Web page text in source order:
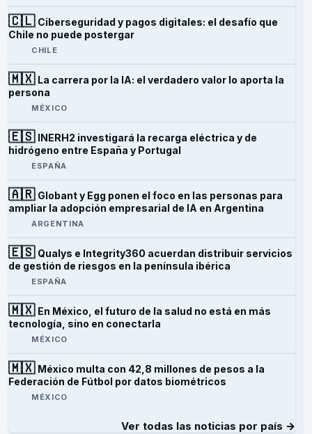
🇨🇱 Ciberseguridad y pagos digitales: el desafío que
Chile no puede postergar
CHILE
🇲🇽 La carrera por la IA: el verdadero valor lo aporta la
persona
MÉXICO
🇪🇸 INERH2 investigará la recarga eléctrica y de
hidrógeno entre España y Portugal
ESPAÑA
🇦🇷 Globant y Egg ponen el foco en las personas para
ampliar la adopción empresarial de IA en Argentina
ARGENTINA
🇪🇸 Qualys e Integrity360 acuerdan distribuir servicios
de gestión de riesgos en la península ibérica
ESPAÑA
🇲🇽 En México, el futuro de la salud no está en más
tecnología, sino en conectarla
MÉXICO
🇲🇽 México multa con 42,8 millones de pesos a la
Federación de Fútbol por datos biométricos
MÉXICO
Ver todas las noticias por país →